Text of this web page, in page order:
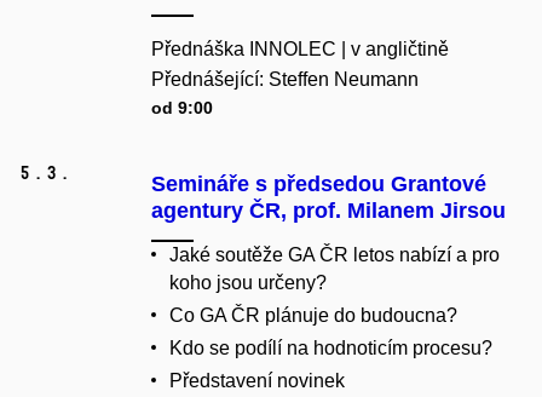
Přednáška INNOLEC | v angličtině
Přednášející: Steffen Neumann
od 9:00
5. 3.
Semináře s předsedou Grantové
agentury ČR, prof. Milanem Jirsou
Jaké soutěže GA ČR letos nabízí a pro
koho jsou určeny?
Co GA ČR plánuje do budoucna?
Kdo se podílí na hodnoticím procesu?
Představení novinek